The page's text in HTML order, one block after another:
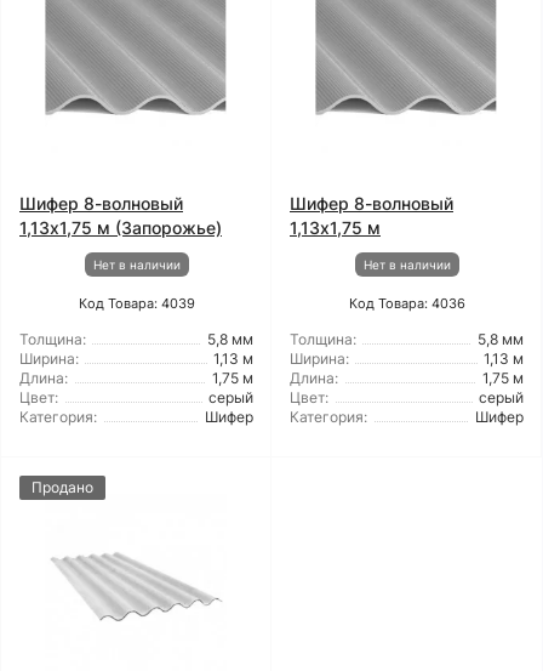
Шифер 8-волновый
1,13x1,75 м (Запорожье)
Нет в наличии
Код Товара: 4039
Толщина:
5,8 мм
Ширина:
1,13 м
Длина:
1,75 м
Цвет:
серый
Категория:
Шифер
Шифер 8-волновый
1,13x1,75 м
Нет в наличии
Код Товара: 4036
Толщина:
5,8 мм
Ширина:
1,13 м
Длина:
1,75 м
Цвет:
серый
Категория:
Шифер
Продано